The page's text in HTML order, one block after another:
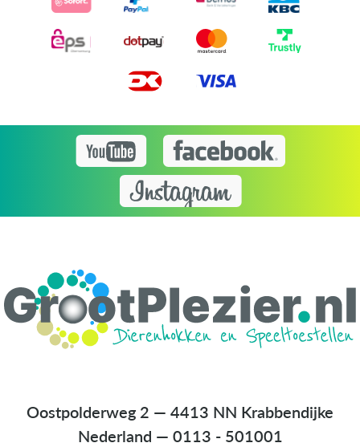
Oostpolderweg 2 — 4413 NN Krabbendijke
Nederland — 0113 - 501001